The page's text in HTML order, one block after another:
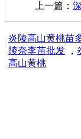
上一篇：
炎陵高山黄桃苗
陵奈李苗批发 ，
高山黄桃